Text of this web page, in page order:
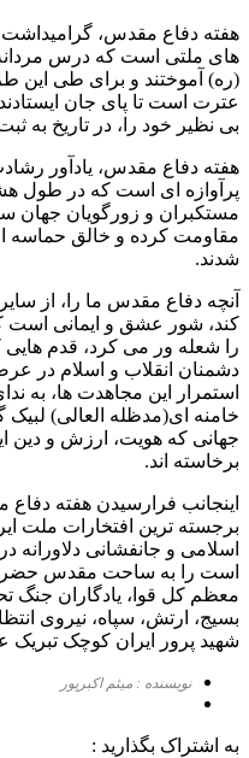
هفته دفاع مقدس، گرامیداشت
های ملتی است که درس
(ره) آموختند و برای طی این
عترت است تا پای جان
بی نظیر خود را، در تاریخ به
هفته دفاع مقدس، یادآور
پرآوازه ای است که در طول
مستکبران و زورگویان جهان
مقاومت کرده و خالق حماسه
شدند.
آنچه دفاع مقدس ما را، از
کند، شور عشق و ایمانی است
را شعله ور می کرد، قدم هایی
دشمنان انقلاب و اسلام در
استمرار این مجاهدت ها، به
خامنه ای(مدظله العالی) لبیک
جهانی که هویت، ارزش و دین
برخاسته اند.
اینجانب فرارسیدن هفته
برجسته ترین افتخارات ملت
اسلامی و جانفشانی دلاورانه
است را به ساحت مقدس حضرت
معظم کل قوا، یادگاران جنگ
بسیج، ارتش، سپاه، نیروی
شهید پرور ایران کوچک
نویسنده : میثم اکبرپور
به اشتراک بگذارید :